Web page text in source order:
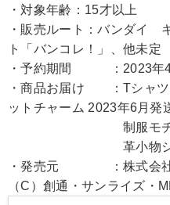
・対象年齢：15才以上
・販売ルート：バンダイ
ト「バンコレ！」、他未定
・予約期間 ：2023年4
・商品お届け ：Tシャツ
ットチャーム 2023年6月発
制服モチーフジ
革小物シリーズ
・発売元 ：株式会社
（C）創通・サンライズ・